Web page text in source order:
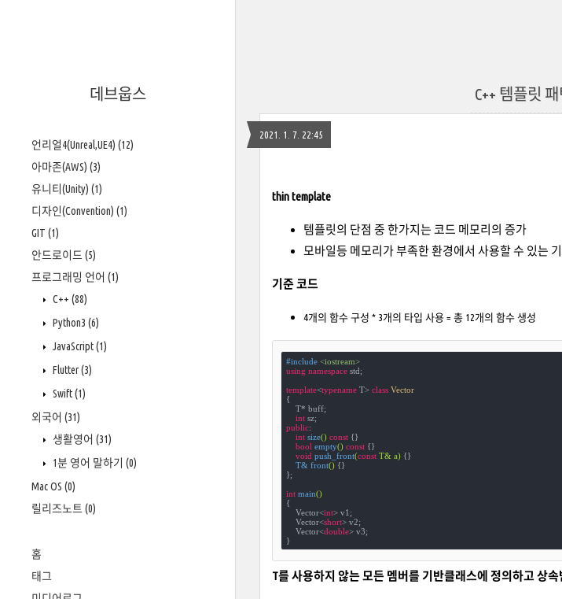
데브웁스
언리얼4(Unreal,UE4) (12)
아마존(AWS) (3)
유니티(Unity) (1)
디자인(Convention) (1)
GIT (1)
안드로이드 (5)
프로그래밍 언어 (1)
C++ (88)
Python3 (6)
JavaScript(1)
Flutter(3)
Swift(1)
외국어 (31)
생활영어 (31)
1분 영어 말하기 (0)
Mac OS (0)
릴리즈노트 (0)
홈
태그
C++ 템플릿
2021. 1. 7. 22:45
thin template
템플릿의 단점 중 한가지는 코드 메모리의 증가
모바일등 메모리가 부족한 환경에서 사용할 수 있는
기준 코드
4개의 함수 구성 * 3개의 타입 사용 = 총 12개의 함수 생성
#include <iostream>
using namespace std;
template<typename T> class Vector
{
    T* buff;
int
public:
int size() const {}
bool empty() const {}
void push_front(const T& a) {}
T& front() {}
};
int main()
{
    Vector<
int> v1;
    Vector<
short> v2;
    Vector<
double> v3;
}
T를 사용하지 않는 모든 멤버를 기반클래스에 정의하고 상속